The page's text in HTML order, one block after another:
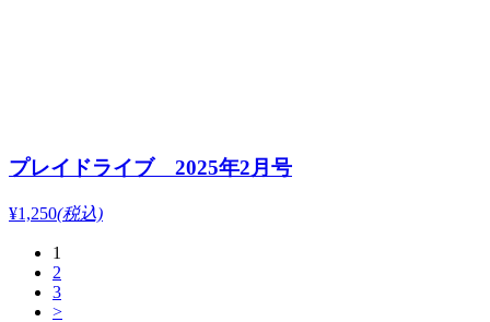
プレイドライブ 2025年2月号
¥1,250(税込)
1
2
3
>